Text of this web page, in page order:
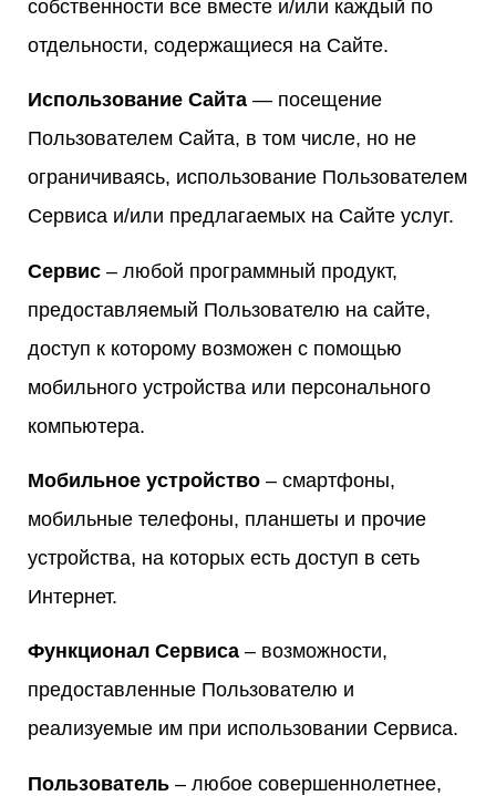
собственности все вместе и/или каждый по
отдельности, содержащиеся на Сайте.
Использование Сайта — посещение
Пользователем Сайта, в том числе, но не
ограничиваясь, использование Пользователем
Сервиса и/или предлагаемых на Сайте услуг.
Сервис – любой программный продукт,
предоставляемый Пользователю на сайте,
доступ к которому возможен с помощью
мобильного устройства или персонального
компьютера.
Мобильное устройство – смартфоны,
мобильные телефоны, планшеты и прочие
устройства, на которых есть доступ в сеть
Интернет.
Функционал Сервиса – возможности,
предоставленные Пользователю и
реализуемые им при использовании Сервиса.
Пользователь – любое совершеннолетнее,